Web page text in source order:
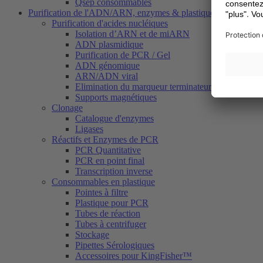
Qsep consommables
Purification de l'ADN/ARN, enzymes & plastiques
Purification d'acides nucléiques
Isolation d’ARN et de miARN
ADN plasmidique
Purification de PCR / Gel
ADN génomique
ARN/ADN viral
Elimination du marqueur terminateur (Dye
Supports magnétiques
Clonage
Catalogue d'enzymes
Ligases
Réactifs et Enzymes de PCR
PCR Quantitative
PCR en point final
Transcription inverse
Consommables en plastique
Pointes à filtre
Plastique pour PCR
Tubes de réaction
Tubes à centrifuger
Stockage
Pipettes Sérologiques
Accessoires pour KingFisher™